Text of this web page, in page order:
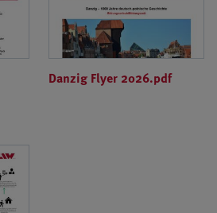
Danzig Flyer 2026.pdf